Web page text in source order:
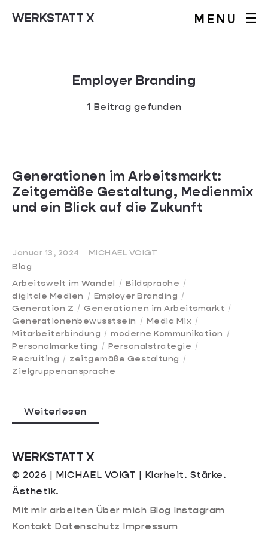
WERKSTATT X MENU
Employer Branding
1 Beitrag gefunden
Generationen im Arbeitsmarkt:
Zeitgemäße Gestaltung, Medienmix
und ein Blick auf die Zukunft
Januar 13, 2024
MICHAEL VOIGT
Blog
Arbeitswelt im Wandel
Bildsprache
digitale Medien
Employer Branding
Generation Z
Generationen im Arbeitsmarkt
Generationenbewusstsein
Media Mix
Mitarbeiterbindung
moderne Kommunikation
Personalmarketing
Personalstrategie
Recruiting
zeitgemäße Gestaltung
Zielgruppenansprache
Weiterlesen
WERKSTATT X
© 2026 | MICHAEL VOIGT | Klarheit. Stärke.
Ästhetik.
Mit mir arbeiten Über mich Blog Instagram
Kontakt Datenschutz Impressum